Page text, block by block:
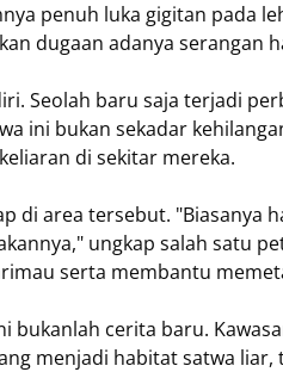
penuh luka gigitan pada
dugaan adanya serangan
Seolah baru saja terjadi
ini bukan sekadar
di sekitar mereka.
di area tersebut. "Biasanya
ungkap salah satu
serta membantu
bukanlah cerita baru.
menjadi habitat satwa